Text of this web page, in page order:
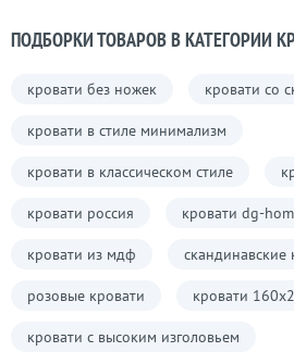
ПОДБОРКИ ТОВАРОВ В КАТЕГОРИИ
кровати без ножек кровати со
кровати в стиле минимализм
кровати в классическом стиле
кровати россия кровати dg-
кровати из мдф скандинавские
розовые кровати кровати
кровати с высоким изголовьем